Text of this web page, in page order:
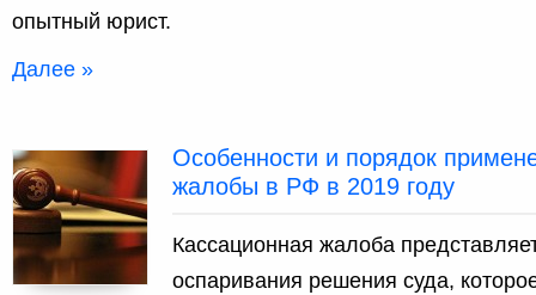
опытный юрист.
Далее »
Особенности и порядок
жалобы в РФ в 2019 году
Кассационная жалоба
оспаривания решения суда,